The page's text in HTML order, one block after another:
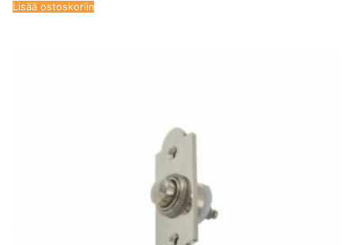
Lisää ostoskoriin